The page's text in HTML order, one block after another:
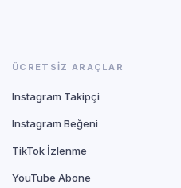
ÜCRETSIZ ARAÇLAR
Instagram Takipçi
Instagram Beğeni
TikTok İzlenme
YouTube Abone